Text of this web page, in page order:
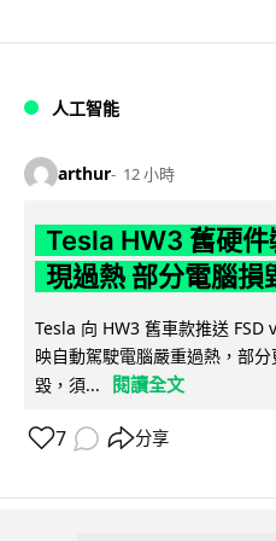
人工智能
arthur 12 小時
Tesla HW3 舊硬
現過熱 部分電腦損
Tesla 向 HW3 舊車款推送 FSD
映自動駕駛電腦嚴重過熱，部
毀，須...
閱讀全文
7 分享